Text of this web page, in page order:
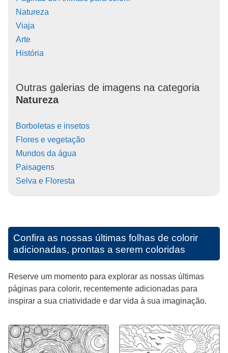
Natureza
Viaja
Arte
História
Outras galerias de imagens na categoria
Natureza
Borboletas e insetos
Flores e vegetação
Mundos da água
Paisagens
Selva e Floresta
Confira as nossas últimas folhas de colorir
adicionadas, prontas a serem coloridas
Reserve um momento para explorar as nossas últimas
páginas para colorir, recentemente adicionadas para
inspirar a sua criatividade e dar vida à sua imaginação.